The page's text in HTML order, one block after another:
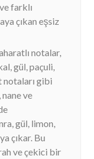
farklı
çıkan eşsiz
notalar,
gül, paçuli,
notaları gibi
nane ve
gül, limon,
çıkar. Bu
ve çekici bir